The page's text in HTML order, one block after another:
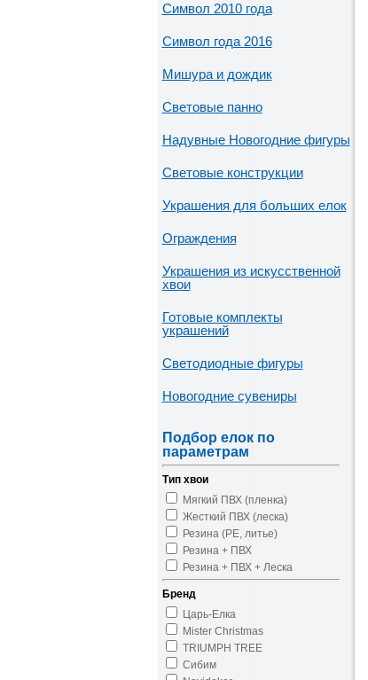
Символ 2010 года
Символ года 2016
Мишура и дождик
Световые панно
Надувные Новогодние фигуры
Световые конструкции
Украшения для больших елок
Ограждения
Украшения из искусственной
хвои
Готовые комплекты
украшений
Светодиодные фигуры
Новогодние сувениры
Подбор елок по
параметрам
Тип хвои
Мягкий ПВХ (пленка)
Жесткий ПВХ (леска)
Резина (PE, литье)
Резина + ПВХ
Резина + ПВХ + Леска
Бренд
Царь-Елка
Mister Christmas
TRIUMPH TREE
Сибим